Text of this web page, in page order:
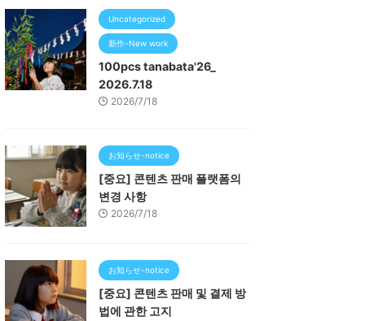
Uncategorized
新作-New work
100pcs tanabata'26_
2026.7.18
2026/7/18
お知らせ-notice
[중요] 콘텐츠 판매 플랫폼의
변경 사항
2026/7/18
お知らせ-notice
[중요] 콘텐츠 판매 및 결제 방
법에 관한 고지